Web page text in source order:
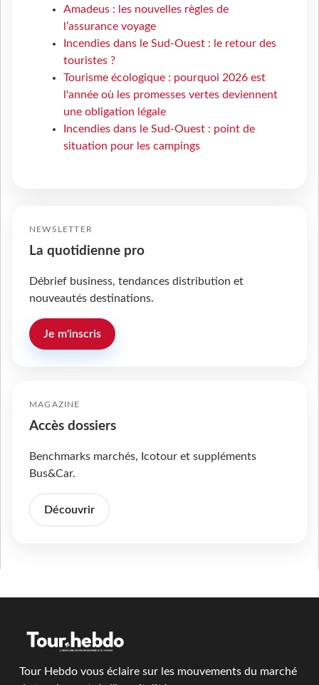
Amadeus : les nouvelles règles de
l’assurance voyage
Incendies dans le Sud-Ouest : le retour des
touristes ?
Tourisme écologique : pourquoi 2026 est
l'année où les promesses vertes deviennent
une obligation légale
Incendies dans le Sud-Ouest : point de
situation pour les campings
NEWSLETTER
La quotidienne pro
Débrief business, tendances distribution et
nouveautés destinations.
Je m'inscris
MAGAZINE
Accès dossiers
Benchmarks marchés, Icotour et suppléments
Bus&Car.
Découvrir
Tour Hebdo vous éclaire sur les mouvements du marché